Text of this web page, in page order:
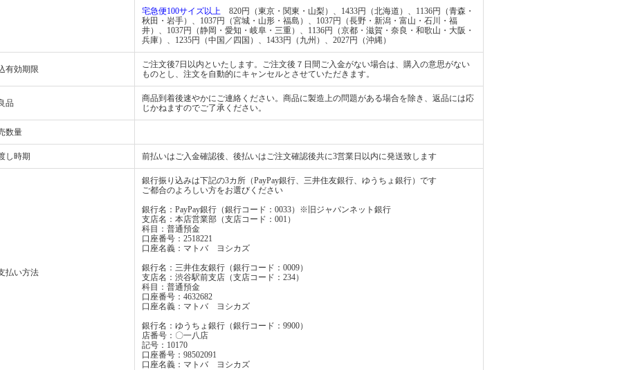
宅急便100サイズ以上 820円（東京・関東・山梨）、1433円（北海道）、1136円（青森・
秋田・岩手）、1037円（宮城・山形・福島）、1037円（長野・新潟・富山・石川・福
井）、1037円（静岡・愛知・岐阜・三重）、1136円（京都・滋賀・奈良・和歌山・大阪・
兵庫）、1235円（中国／四国）、1433円（九州）、2027円（沖縄）
有効期限
ご注文後7日以内といたします。ご注文後７日間ご入金がない場合は、購入の意思がない
ものとし、注文を自動的にキャンセルとさせていただきます。
品
商品到着後速やかにご連絡ください。商品に製造上の問題がある場合を除き、返品には応
じかねますのでご了承ください。
数量
し時期 前払いはご入金確認後、後払いはご注文確認後共に3営業日以内に発送致します
払い方法
銀行振り込みは下記の3カ所（PayPay銀行、三井住友銀行、ゆうちょ銀行）です
ご都合のよろしい方をお選びください
銀行名：PayPay銀行（銀行コード：0033）※旧ジャパンネット銀行
支店名：本店営業部（支店コード：001）
科目：普通預金
口座番号：2518221
口座名義：マトバ ヨシカズ
銀行名：三井住友銀行（銀行コード：0009）
支店名：渋谷駅前支店（支店コード：234）
科目：普通預金
口座番号：4632682
口座名義：マトバ ヨシカズ
銀行名：ゆうちょ銀行（銀行コード：9900）
店番号：〇一八店
記号：10170
口座番号：98502091
口座名義：マトバ ヨシカズ